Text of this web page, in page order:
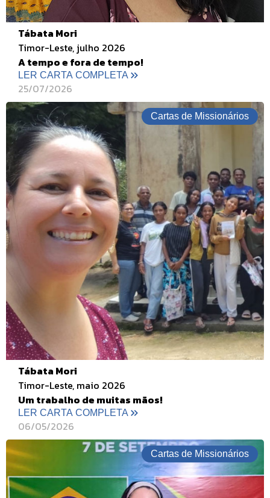
Tábata Mori
Timor-Leste, julho 2026
A tempo e fora de tempo!
LER CARTA COMPLETA
25/07/2026
Cartas de Missionários
Tábata Mori
Timor-Leste, maio 2026
Um trabalho de muitas mãos!
LER CARTA COMPLETA
06/05/2026
Cartas de Missionários